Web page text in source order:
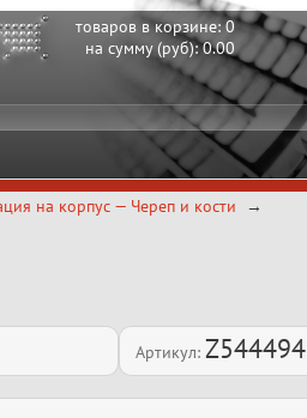
товаров в корзине:0
на сумму (руб):0.00
на корпус — Череп и кости
Артикул: Z544494